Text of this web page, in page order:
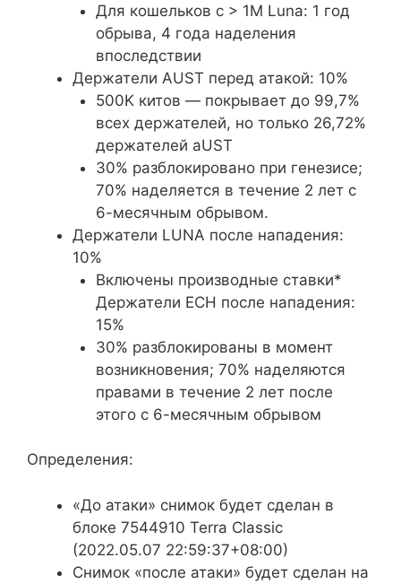
Для кошельков с > 1M Luna: 1 год
обрыва, 4 года наделения
впоследствии
Держатели AUST перед атакой: 10%
500K китов — покрывает до 99,7%
всех держателей, но только 26,72%
держателей aUST
30% разблокировано при генезисе;
70% наделяется в течение 2 лет с
6-месячным обрывом.
Держатели LUNA после нападения:
10%
Включены производные ставки*
Держатели ЕСН после нападения:
15%
30% разблокированы в момент
возникновения; 70% наделяются
правами в течение 2 лет после
этого с 6-месячным обрывом
Определения:
«До атаки» снимок будет сделан в
блоке 7544910 Terra Classic
(2022.05.07 22:59:37+08:00)
Снимок «после атаки» будет сделан на